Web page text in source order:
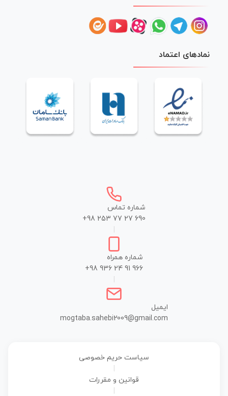
نمادهای اعتماد
شماره تماس
+98 253 77 27 690
شماره همراه
+98 936 24 91 966
ایمیل
mogtaba.sahebi2009@gmail.com
سیاست حریم خصوصی
قوانین و مقررات